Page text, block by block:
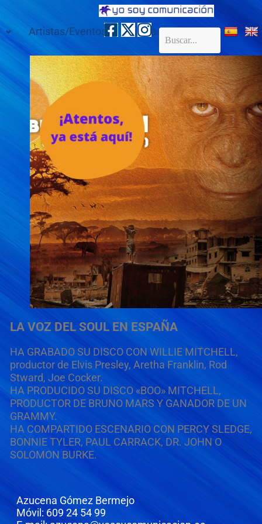
Artistas/Eventos Galería Contacto
LA VOZ DEL SOUL EN ESPAÑA
HA GRABADO SU DISCO CON WILLIE MITCHELL,
productor de Elvis Presley, Aretha Franklin, Rod
Stward, Joe Cocker.
HA PRODUCIDO SU DISCO «BOO» MITCHELL,
PRODUCTOR DE BRUNO MARS Y GANADOR DE UN
GRAMMY.
HA COMPARTIDO ESCENARIO CON PERCY SLEDGE,
BONNIE TYLER, PAUL CARRACK, DR. JOHN O
SOLOMON BURKE.
Azucena Gómez Bermejo
Móvil: 609 24 54 99